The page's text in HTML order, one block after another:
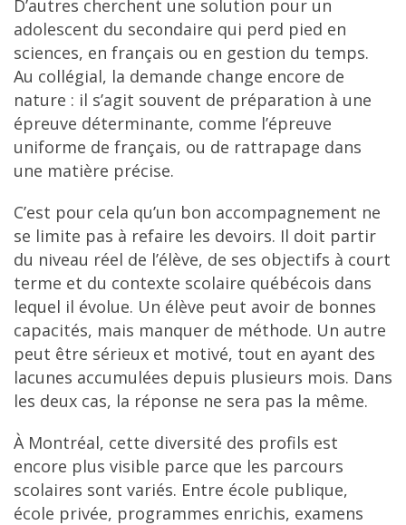
D’autres cherchent une solution pour un
adolescent du secondaire qui perd pied en
sciences, en français ou en gestion du temps.
Au collégial, la demande change encore de
nature : il s’agit souvent de préparation à une
épreuve déterminante, comme l’épreuve
uniforme de français, ou de rattrapage dans
une matière précise.
C’est pour cela qu’un bon accompagnement ne
se limite pas à refaire les devoirs. Il doit partir
du niveau réel de l’élève, de ses objectifs à court
terme et du contexte scolaire québécois dans
lequel il évolue. Un élève peut avoir de bonnes
capacités, mais manquer de méthode. Un autre
peut être sérieux et motivé, tout en ayant des
lacunes accumulées depuis plusieurs mois. Dans
les deux cas, la réponse ne sera pas la même.
À Montréal, cette diversité des profils est
encore plus visible parce que les parcours
scolaires sont variés. Entre école publique,
école privée, programmes enrichis, examens